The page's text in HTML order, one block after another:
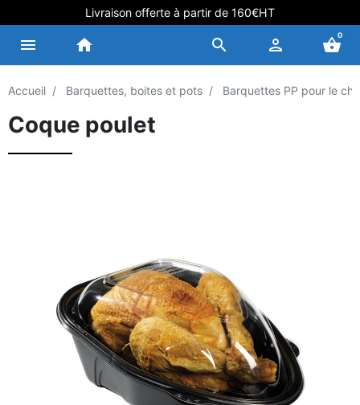
Livraison offerte à partir de 160€HT
menu home search person shopping_basket
0
Accueil Barquettes, boites et pots Barquettes PP pour le
Coque poulet